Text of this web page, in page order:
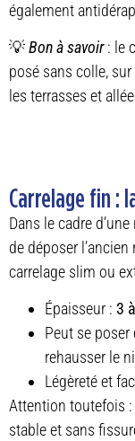
également
💡Bon à savoir: le
posé sans colle,
les terrasses et
Carrelage fin :
Dans le cadre
de déposer
carrelage slim ou
Épaisseur : 3
Peut se
rehausser le
Légèreté et
Attention toutefois
stable et sans